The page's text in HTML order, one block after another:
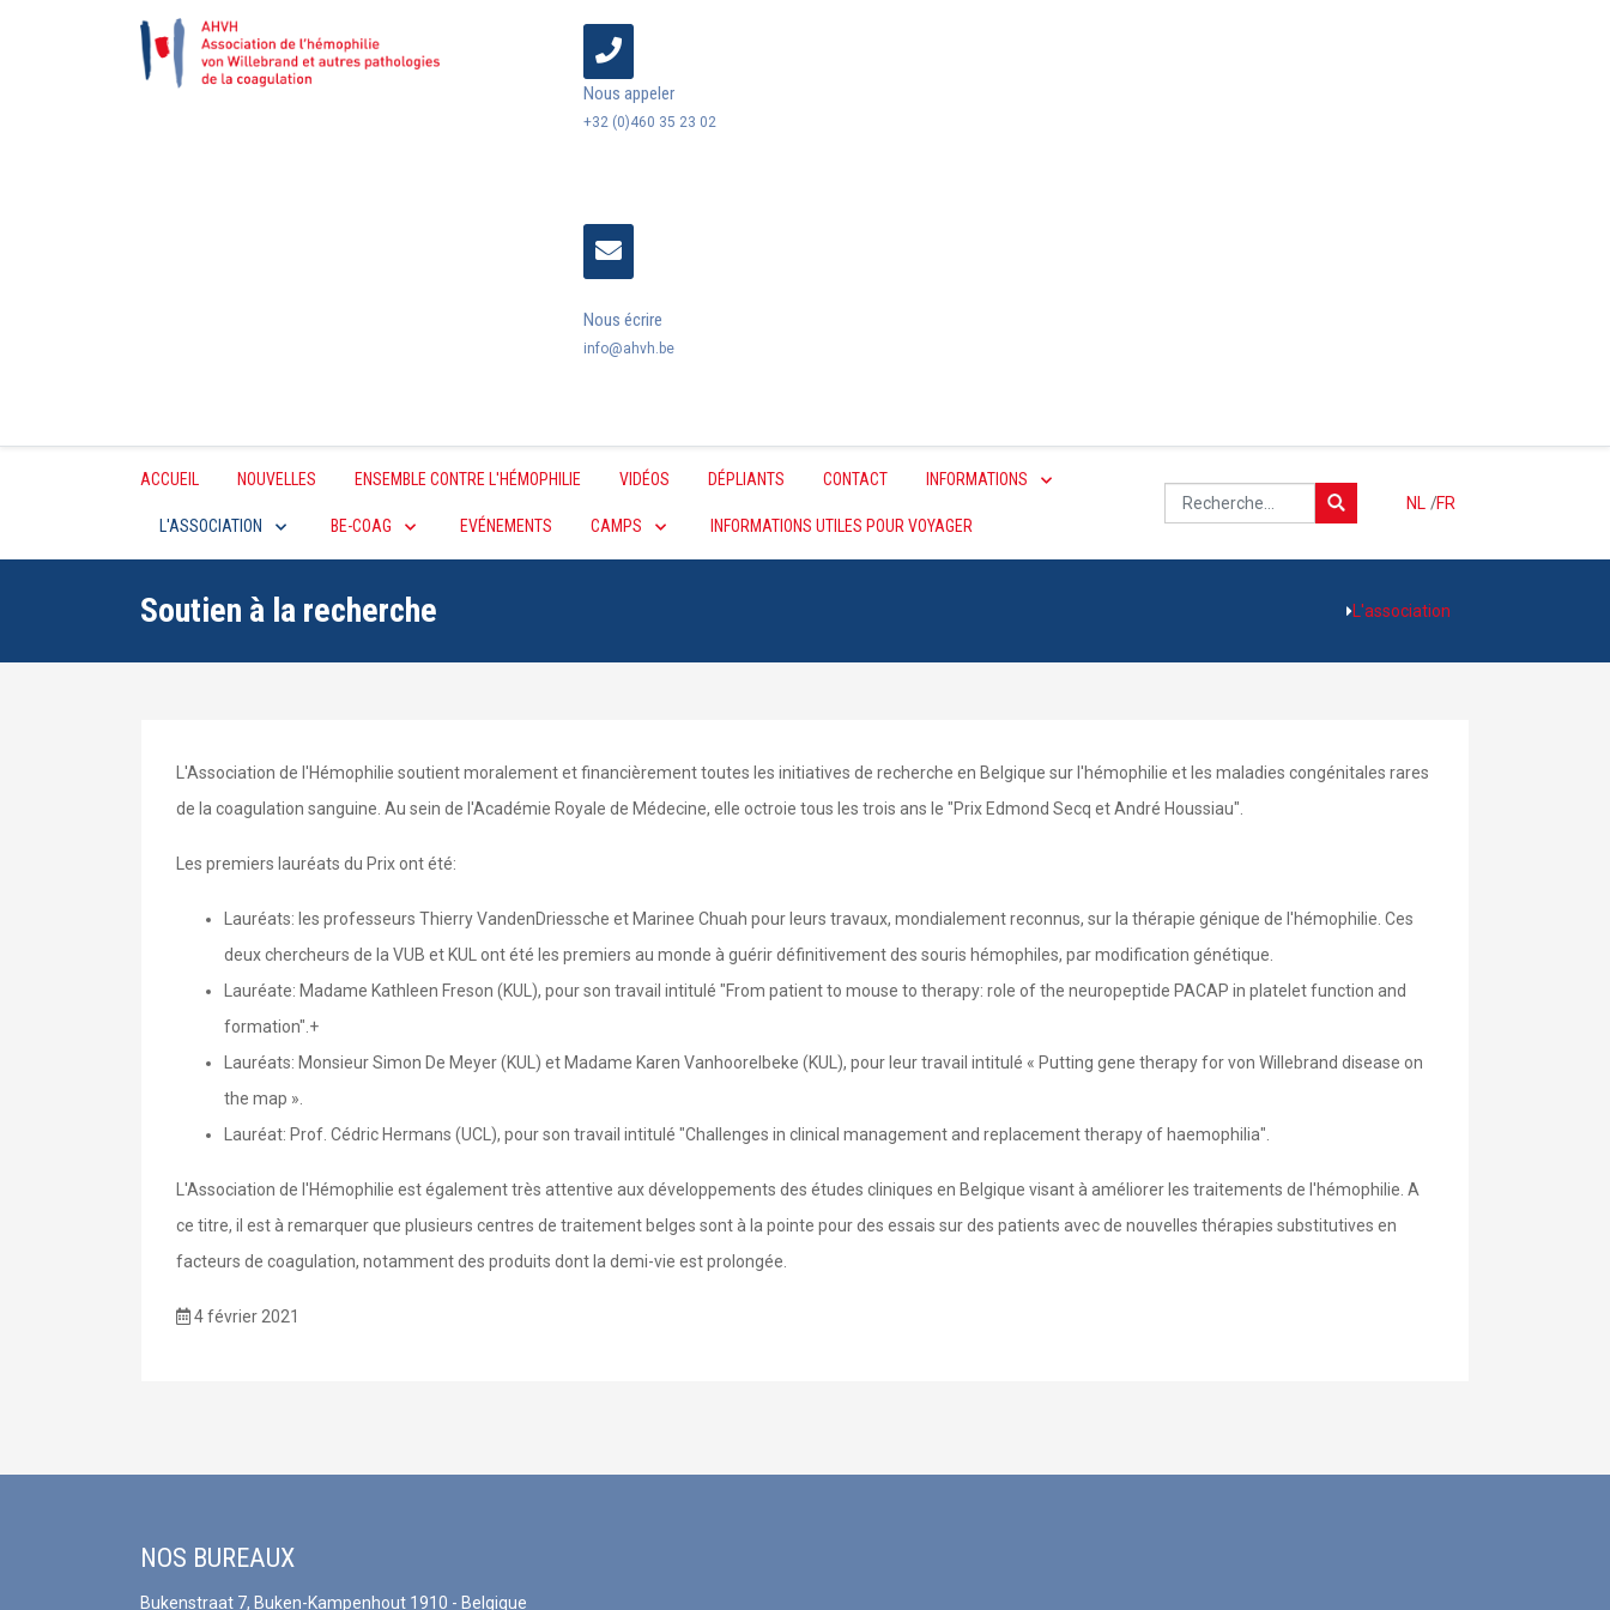
Nous appeler
+32 (0)460 35 23 02
Nous écrire
info@ahvh.be
ACCUEIL NOUVELLES ENSEMBLE CONTRE L'HÉMOPHILIE VIDÉOS DÉPLIANTS CONTACT INFORMATIONS
L'ASSOCIATION BE-COAG EVÉNEMENTS CAMPS INFORMATIONS UTILES POUR VOYAGER
NL FR
/
Soutien à la recherche L'association
L'Association de l'Hémophilie soutient moralement et financièrement toutes les initiatives de recherche en Belgique sur l'hémophilie et les maladies congénitales rares
de la coagulation sanguine. Au sein de l'Académie Royale de Médecine, elle octroie tous les trois ans le "Prix Edmond Secq et André Houssiau".
Les premiers lauréats du Prix ont été:
Lauréats: les professeurs Thierry VandenDriessche et Marinee Chuah pour leurs travaux, mondialement reconnus, sur la thérapie génique de l'hémophilie. Ces
deux chercheurs de la VUB et KUL ont été les premiers au monde à guérir définitivement des souris hémophiles, par modification génétique.
Lauréate: Madame Kathleen Freson (KUL), pour son travail intitulé "From patient to mouse to therapy: role of the neuropeptide PACAP in platelet function and
formation".+
Lauréats: Monsieur Simon De Meyer (KUL) et Madame Karen Vanhoorelbeke (KUL), pour leur travail intitulé « Putting gene therapy for von Willebrand disease on
the map ».
Lauréat: Prof. Cédric Hermans (UCL), pour son travail intitulé "Challenges in clinical management and replacement therapy of haemophilia".
L'Association de l'Hémophilie est également très attentive aux développements des études cliniques en Belgique visant à améliorer les traitements de l'hémophilie. A
ce titre, il est à remarquer que plusieurs centres de traitement belges sont à la pointe pour des essais sur des patients avec de nouvelles thérapies substitutives en
facteurs de coagulation, notamment des produits dont la demi-vie est prolongée.
4 février 2021
NOS BUREAUX
Bukenstraat 7, Buken-Kampenhout 1910 - Belgique